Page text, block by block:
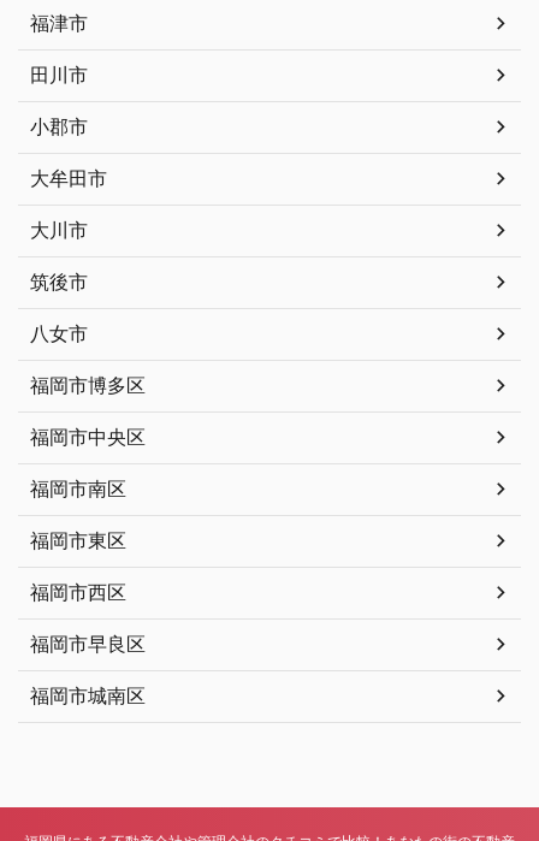
福津市
田川市
小郡市
大牟田市
大川市
筑後市
八女市
福岡市博多区
福岡市中央区
福岡市南区
福岡市東区
福岡市西区
福岡市早良区
福岡市城南区